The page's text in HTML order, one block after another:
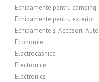
Echipamente pentru camping
Echipamente pentru exterior
Echipamente și Accesorii Auto
Economie
Electrocasnice
Electronice
Electronics